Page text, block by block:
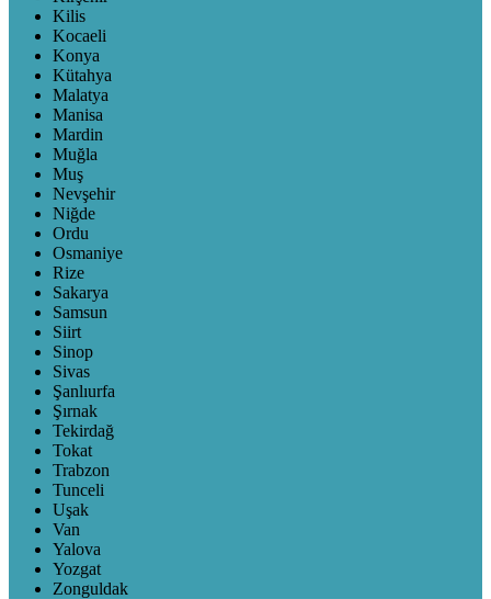
Kilis
Kocaeli
Konya
Kütahya
Malatya
Manisa
Mardin
Muğla
Muş
Nevşehir
Niğde
Ordu
Osmaniye
Rize
Sakarya
Samsun
Siirt
Sinop
Sivas
Şanlıurfa
Şırnak
Tekirdağ
Tokat
Trabzon
Tunceli
Uşak
Van
Yalova
Yozgat
Zonguldak